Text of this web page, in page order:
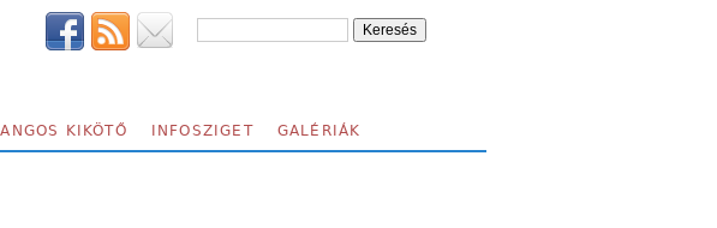
KIKÖTŐ INFOSZIGET GALÉRIÁK